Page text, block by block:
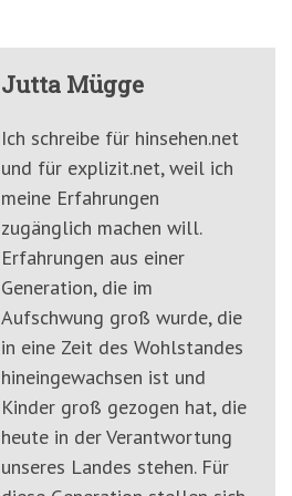
Jutta Mügge
Ich schreibe für hinsehen.net
und für explizit.net, weil ich
meine Erfahrungen
zugänglich machen will.
Erfahrungen aus einer
Generation, die im
Aufschwung groß wurde, die
in eine Zeit des Wohlstandes
hineingewachsen ist und
Kinder groß gezogen hat, die
heute in der Verantwortung
unseres Landes stehen. Für